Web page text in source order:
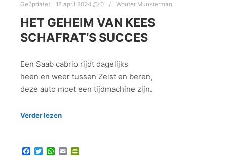
Geüpdatet: 18 april 2024 0 Wouter Munsterman
HET GEHEIM VAN KEES
SCHAFRAT’S SUCCES
Een Saab cabrio rijdt dagelijks
heen en weer tussen Zeist en beren,
deze auto moet een tijdmachine zijn.
Verder lezen
Facebook
TwitterWhatsApp
Email